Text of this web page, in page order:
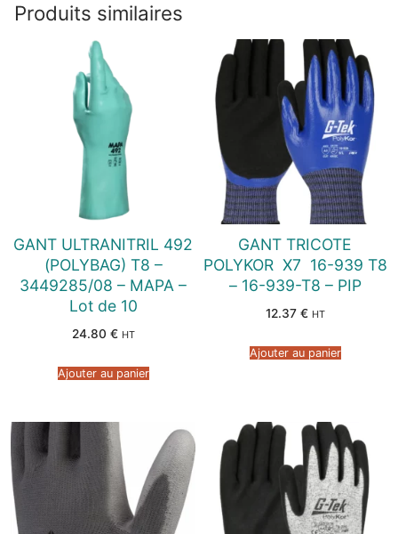
Produits similaires
GANT ULTRANITRIL 492
(POLYBAG) T8 –
3449285/08 – MAPA –
Lot de 10
24.80 € HT
Ajouter au panier
GANT TRICOTE
POLYKOR  X7  16-939 T8
– 16-939-T8 – PIP
12.37 € HT
Ajouter au panier